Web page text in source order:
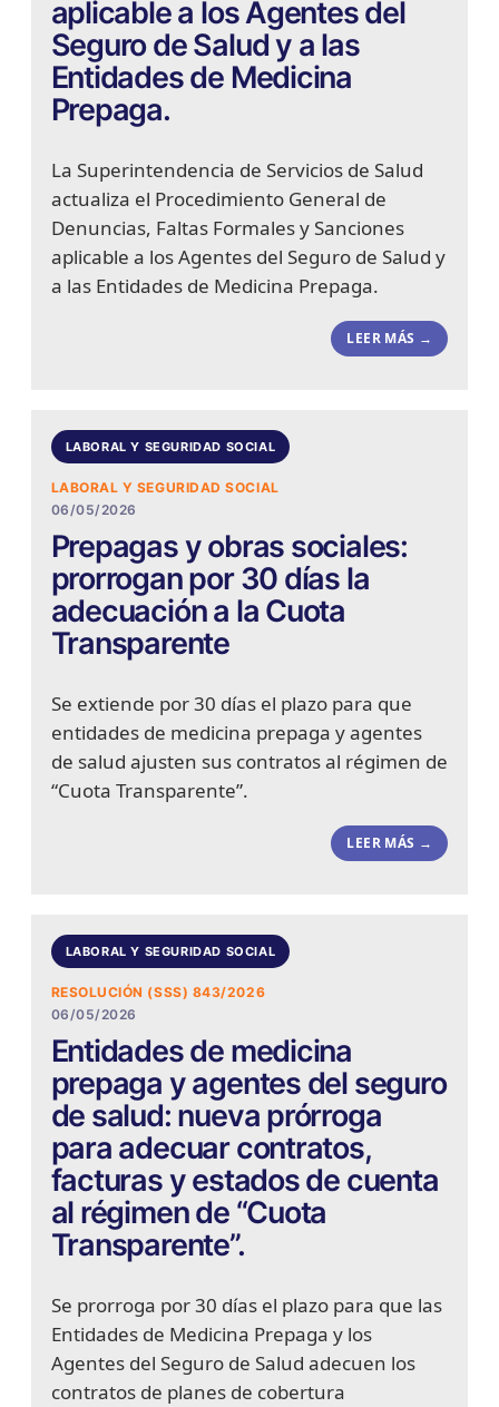
aplicable a los Agentes del
Seguro de Salud y a las
Entidades de Medicina
Prepaga.
La Superintendencia de Servicios de Salud
actualiza el Procedimiento General de
Denuncias, Faltas Formales y Sanciones
aplicable a los Agentes del Seguro de Salud y
a las Entidades de Medicina Prepaga.
LEER MÁS →
LABORAL Y SEGURIDAD SOCIAL
LABORAL Y SEGURIDAD SOCIAL
06/05/2026
Prepagas y obras sociales:
prorrogan por 30 días la
adecuación a la Cuota
Transparente
Se extiende por 30 días el plazo para que
entidades de medicina prepaga y agentes
de salud ajusten sus contratos al régimen de
“Cuota Transparente”.
LEER MÁS →
LABORAL Y SEGURIDAD SOCIAL
RESOLUCIÓN (SSS) 843/2026
06/05/2026
Entidades de medicina
prepaga y agentes del seguro
de salud: nueva prórroga
para adecuar contratos,
facturas y estados de cuenta
al régimen de “Cuota
Transparente”.
Se prorroga por 30 días el plazo para que las
Entidades de Medicina Prepaga y los
Agentes del Seguro de Salud adecuen los
contratos de planes de cobertura